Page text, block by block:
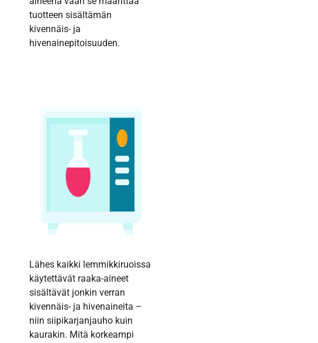
tuotteen sisältämän
kivennäis- ja
hivenainepitoisuuden.
Lähes kaikki lemmikkiruoissa
käytettävät raaka-aineet
sisältävät jonkin verran
kivennäis- ja hivenaineita –
niin siipikarjanjauho kuin
kaurakin. Mitä korkeampi